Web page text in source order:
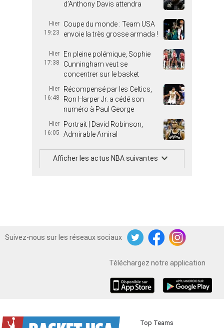
d’Anthony Davis attendra
Hier
19:23
Coupe du monde : Team USA
envoie la très grosse armada !
Hier
17:38
En pleine polémique, Sophie
Cunningham veut se
concentrer sur le basket
Hier
16:48
Récompensé par les Celtics,
Ron Harper Jr. a cédé son
numéro à Paul George
Hier
16:05
Portrait | David Robinson,
Admirable Amiral
Afficher les actus NBA suivantes
Suivez-nous sur les réseaux sociaux
TwitterFacebookInstagram
Téléchargez notre application
Top Teams